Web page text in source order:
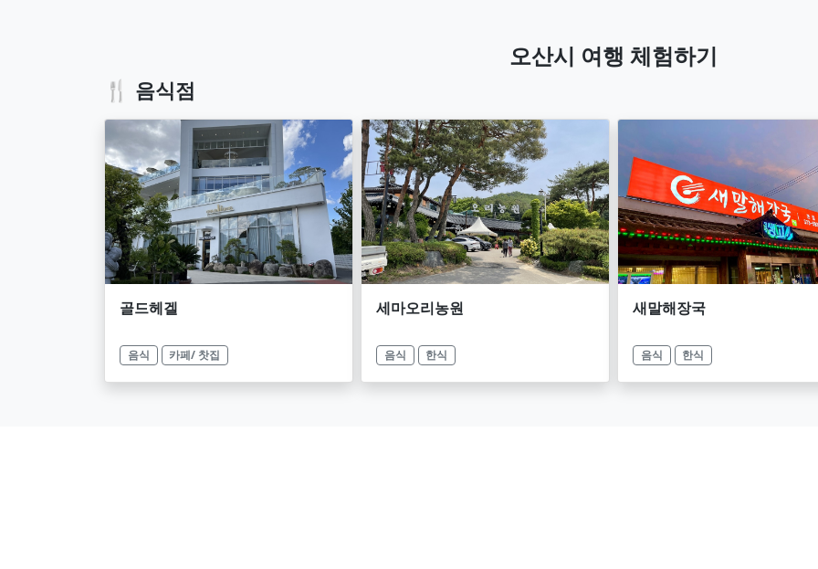
오산시 여행 체험하기
🍴 음식점
골드헤겔
음식 카페/ 찻집
세마오리농원
음식 한식
새말해장국
음식 한식